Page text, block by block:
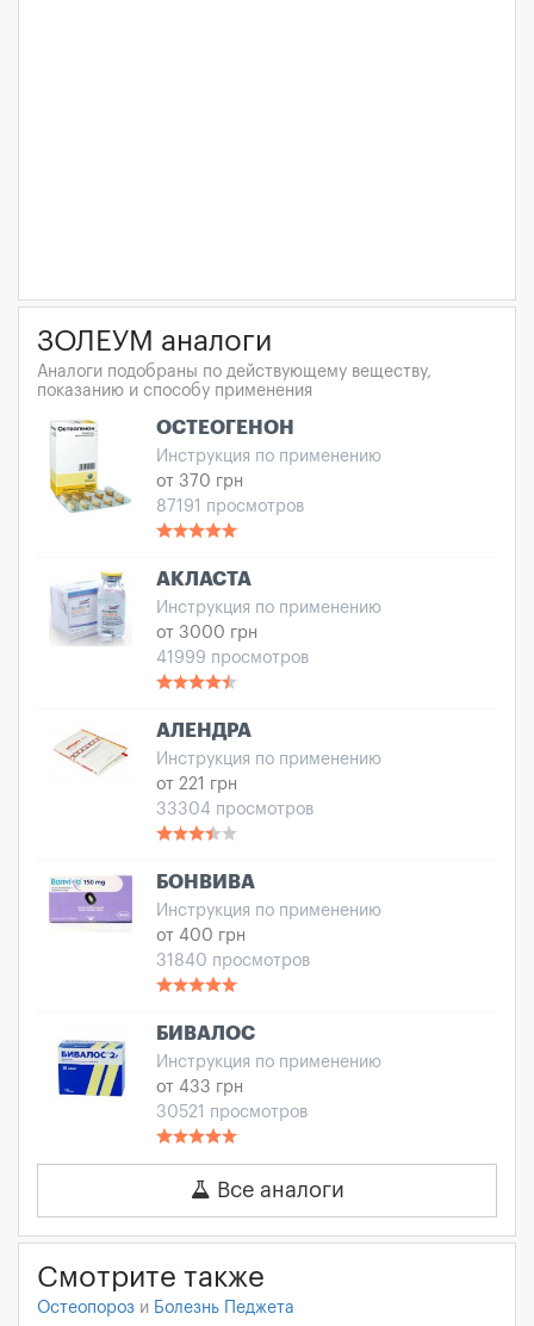
ЗОЛЕУМ аналоги
Аналоги подобраны по действующему веществу,
показанию и способу применения
ОСТЕОГЕНОН
Инструкция по применению
от 370 грн
87191 просмотров
АКЛАСТА
Инструкция по применению
от 3000 грн
41999 просмотров
АЛЕНДРА
Инструкция по применению
от 221 грн
33304 просмотров
БОНВИВА
Инструкция по применению
от 400 грн
31840 просмотров
БИВАЛОС
Инструкция по применению
от 433 грн
30521 просмотров
Все аналоги
Смотрите также
Остеопороз и Болезнь Педжета